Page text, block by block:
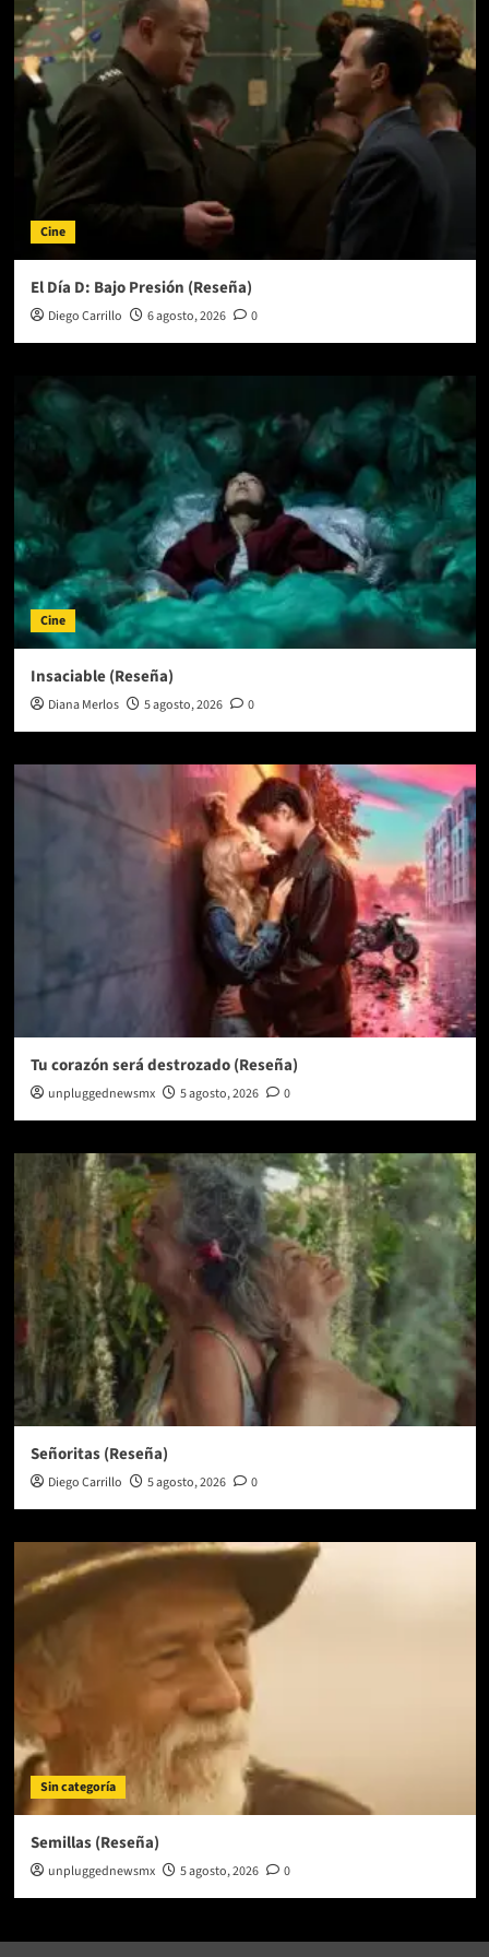
¿más
de
lo
mismo?
Cine
El Día D: Bajo Presión (Reseña)
Diego Carrillo 6 agosto, 2026 0
Cine
Insaciable (Reseña)
Diana Merlos 5 agosto, 2026 0
Tu corazón será destrozado (Reseña)
unpluggednewsmx 5 agosto, 2026 0
Señoritas (Reseña)
Diego Carrillo 5 agosto, 2026 0
Sin categoría
Semillas (Reseña)
unpluggednewsmx 5 agosto, 2026 0